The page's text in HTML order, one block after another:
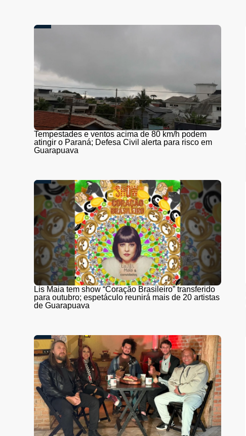
Tempestades e ventos acima de 80 km/h podem
atingir o Paraná; Defesa Civil alerta para risco em
Guarapuava
Lis Maia tem show “Coração Brasileiro” transferido
para outubro; espetáculo reunirá mais de 20 artistas
de Guarapuava